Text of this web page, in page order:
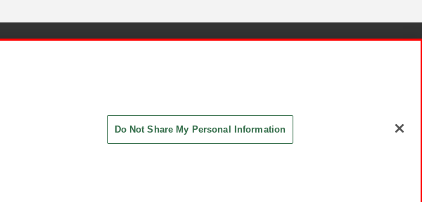
Do Not Share My Personal Information